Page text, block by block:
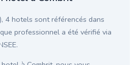
4 hotels sont référencés dans
professionnel a été vérifié via